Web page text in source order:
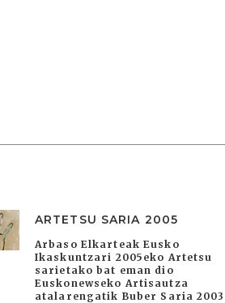
ARTETSU SARIA 2005
Arbaso Elkarteak Eusko
Ikaskuntzari 2005eko Artetsu
sarietako bat eman dio
Euskonewseko Artisautza
atalarengatik Buber Saria 2003